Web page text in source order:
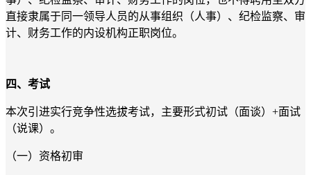
直接隶属于同一领导人员的从事组织（人事）、纪检监察、审
计、财务工作的内设机构正职岗位。
四、考试
本次引进实行竞争性选拔考试，主要形式初试（面谈）+面试
（说课）。
（一）资格初审